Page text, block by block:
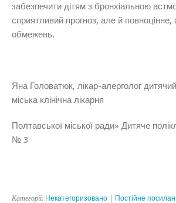
забезпечити дітям з бронхіальною
сприятливий прогноз, але й повноцінне,
обмежень.
Яна Головатюк, лікар-алерголог
міська клінічна лікарня
Полтавської міської ради» Дитяче
№ 3
Категорії: Некатегоризовано Постійне